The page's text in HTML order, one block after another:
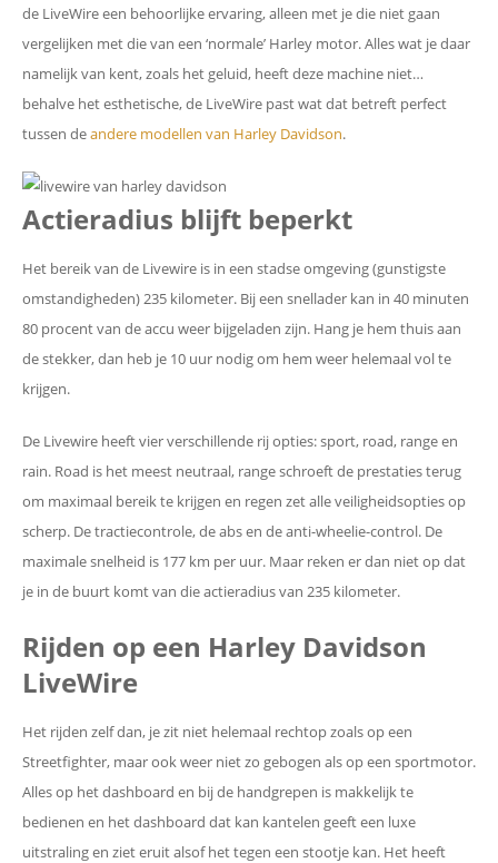
de LiveWire een behoorlijke ervaring, alleen met je die niet gaan
vergelijken met die van een ‘normale’ Harley motor. Alles wat je daar
namelijk van kent, zoals het geluid, heeft deze machine niet…
behalve het esthetische, de LiveWire past wat dat betreft perfect
tussen deandere modellen van Harley Davidson.
Actieradius blijft beperkt
Het bereik van de Livewire is in een stadse omgeving (gunstigste
omstandigheden) 235 kilometer. Bij een snellader kan in 40 minuten
80 procent van de accu weer bijgeladen zijn. Hang je hem thuis aan
de stekker, dan heb je 10 uur nodig om hem weer helemaal vol te
krijgen.
De Livewire heeft vier verschillende rij opties: sport, road, range en
rain. Road is het meest neutraal, range schroeft de prestaties terug
om maximaal bereik te krijgen en regen zet alle veiligheidsopties op
scherp. De tractiecontrole, de abs en de anti-wheelie-control. De
maximale snelheid is 177 km per uur. Maar reken er dan niet op dat
je in de buurt komt van die actieradius van 235 kilometer.
Rijden op een Harley Davidson
LiveWire
Het rijden zelf dan, je zit niet helemaal rechtop zoals op een
Streetfighter, maar ook weer niet zo gebogen als op een sportmotor.
Alles op het dashboard en bij de handgrepen is makkelijk te
bedienen en het dashboard dat kan kantelen geeft een luxe
uitstraling en ziet eruit alsof het tegen een stootje kan. Het heeft